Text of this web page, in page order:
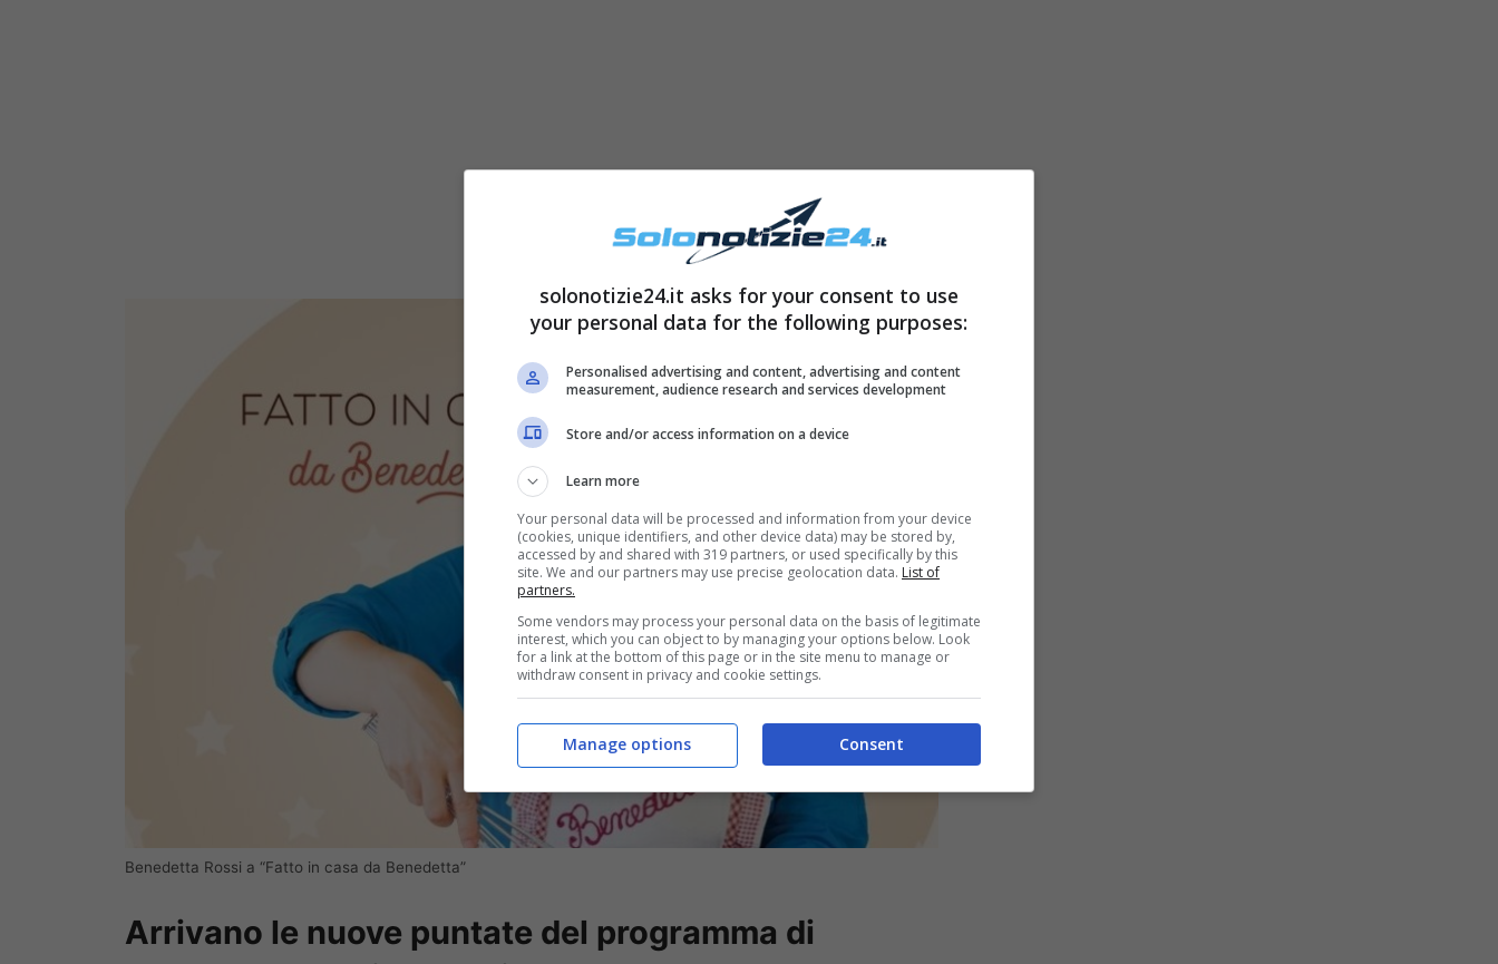
Benedetta Rossi a “Fatto in casa da Benedetta”
Arrivano le nuove puntate del programma di
solonotizie24.it asks for your consent to use
your personal data for the following purposes:
Personalised advertising and content, advertising and content
measurement, audience research and services development
Store and/or access information on a device
Learn more
Your personal data will be processed and information from your device
(cookies, unique identifiers, and other device data) may be stored by,
accessed by and shared with 319 partners, or used specifically by this
site. We and our partners may use precise geolocation data. List of
partners.
Some vendors may process your personal data on the basis of legitimate
interest, which you can object to by managing your options below. Look
for a link at the bottom of this page or in the site menu to manage or
withdraw consent in privacy and cookie settings.
Consent
Manage options